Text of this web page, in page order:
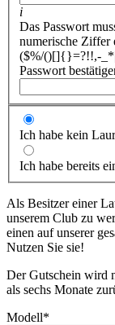
i
Das Passwort
numerische Ziffer
($%/()[]{}=?!!,-
Passwort
Ich habe kein
Ich habe bereits
Als Besitzer einer
unserem Club zu
einen auf unserer
Nutzen Sie sie!
Der Gutschein wird
als sechs Monate
Modell*